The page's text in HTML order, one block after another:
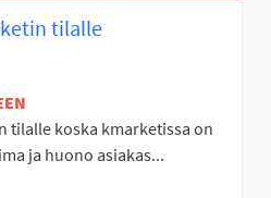
tilalle
tilalle koska kmarketissa on
ja huono asiakas...
Itäinen Seinäjoki